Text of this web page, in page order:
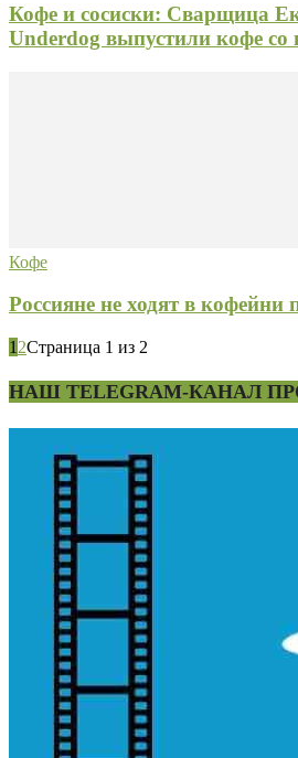
Кофе и сосиски: Сварщица
Underdog выпустили кофе со
Кофе
Россияне не ходят в кофейни
1 2Страница 1 из 2
НАШ TELEGRAM-КАНАЛ